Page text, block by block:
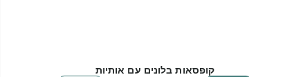
קופסאות בלונים עם אותיות